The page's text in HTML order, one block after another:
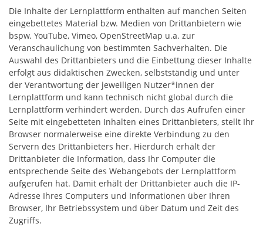
Die Inhalte der Lernplattform enthalten auf manchen Seiten
eingebettetes Material bzw. Medien von Drittanbietern wie
bspw. YouTube, Vimeo, OpenStreetMap u.a. zur
Veranschaulichung von bestimmten Sachverhalten. Die
Auswahl des Drittanbieters und die Einbettung dieser Inhalte
erfolgt aus didaktischen Zwecken, selbstständig und unter
der Verantwortung der jeweiligen Nutzer*innen der
Lernplattform und kann technisch nicht global durch die
Lernplattform verhindert werden. Durch das Aufrufen einer
Seite mit eingebetteten Inhalten eines Drittanbieters, stellt Ihr
Browser normalerweise eine direkte Verbindung zu den
Servern des Drittanbieters her. Hierdurch erhält der
Drittanbieter die Information, dass Ihr Computer die
entsprechende Seite des Webangebots der Lernplattform
aufgerufen hat. Damit erhält der Drittanbieter auch die IP-
Adresse Ihres Computers und Informationen über Ihren
Browser, Ihr Betriebssystem und über Datum und Zeit des
Zugriffs.